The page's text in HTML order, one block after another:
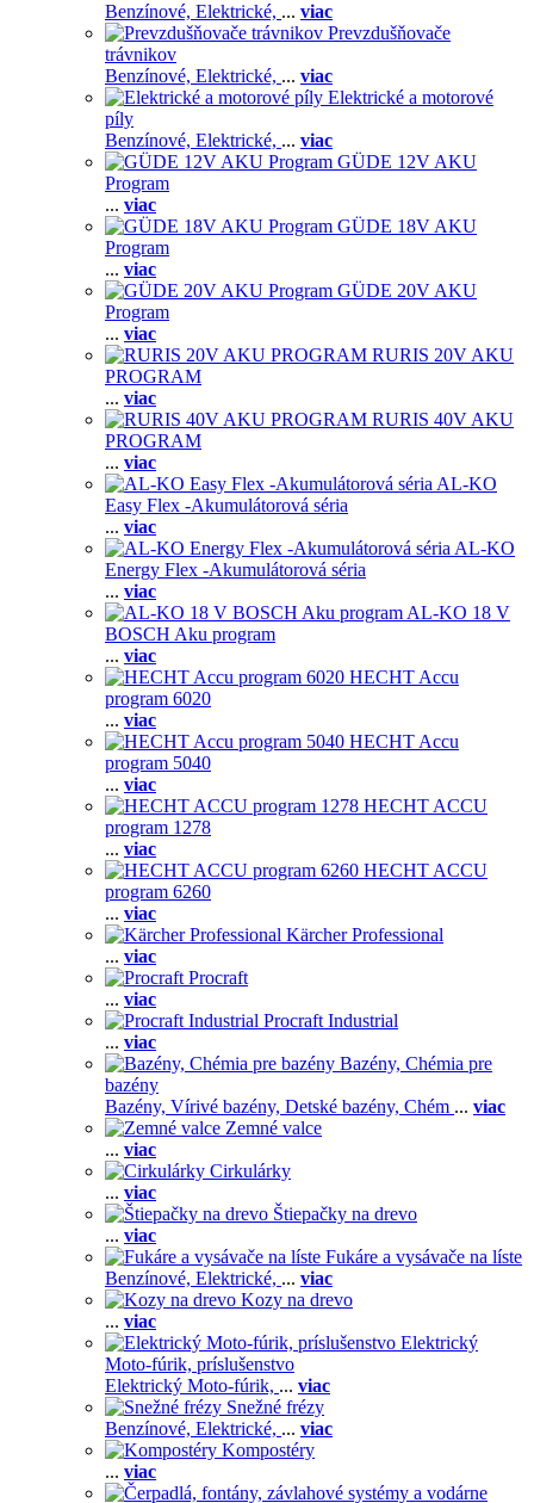
Benzínové, Elektrické, ... viac
Prevzdušňovače
trávnikov
Benzínové, Elektrické, ... viac
Elektrické a motorové
píly
Benzínové, Elektrické, ... viac
GÜDE 12V AKU
Program
... viac
GÜDE 18V AKU
Program
... viac
GÜDE 20V AKU
Program
... viac
RURIS 20V AKU
PROGRAM
... viac
RURIS 40V AKU
PROGRAM
... viac
AL-KO
Easy Flex -Akumulátorová séria
... viac
AL-KO
Energy Flex -Akumulátorová séria
... viac
AL-KO 18 V
BOSCH Aku program
... viac
HECHT Accu
program 6020
... viac
HECHT Accu
program 5040
... viac
HECHT ACCU
program 1278
... viac
HECHT ACCU
program 6260
... viac
Kärcher Professional
... viac
Procraft
... viac
Procraft Industrial
... viac
Bazény, Chémia pre
bazény
Bazény, Vírivé bazény, Detské bazény, Chém ... viac
Zemné valce
... viac
Cirkulárky
... viac
Štiepačky na drevo
... viac
Fukáre a vysávače na líste
Benzínové, Elektrické, ... viac
Kozy na drevo
... viac
Elektrický
Moto-fúrik, príslušenstvo
Elektrický Moto-fúrik, ... viac
Snežné frézy
Benzínové, Elektrické, ... viac
Kompostéry
... viac